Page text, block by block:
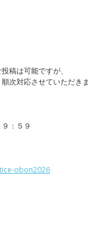
稿は可能ですが、
次対応させていただきま
：５９
obon2026